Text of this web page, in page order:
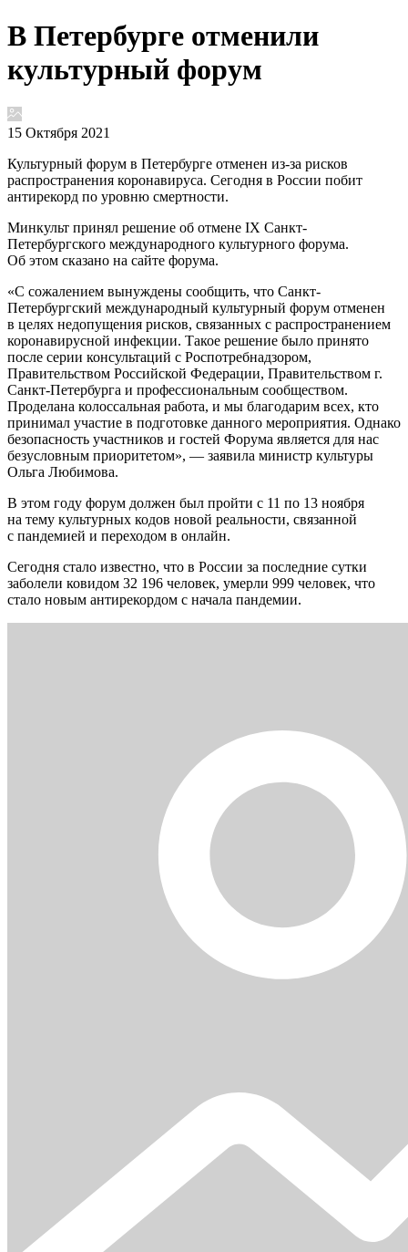
В Петербурге отменили
культурный форум
15 Октября 2021
Культурный форум в Петербурге отменен из-за рисков
распространения коронавируса. Сегодня в России побит
антирекорд по уровню смертности.
Минкульт принял решение об отмене IX Санкт-
Петербургского международного культурного форума.
Об этом сказано на сайте форума.
«С сожалением вынуждены сообщить, что Санкт-
Петербургский международный культурный форум отменен
в целях недопущения рисков, связанных с распространением
коронавирусной инфекции. Такое решение было принято
после серии консультаций с Роспотребнадзором,
Правительством Российской Федерации, Правительством г.
Санкт-Петербурга и профессиональным сообществом.
Проделана колоссальная работа, и мы благодарим всех, кто
принимал участие в подготовке данного мероприятия. Однако
безопасность участников и гостей Форума является для нас
безусловным приоритетом», — заявила министр культуры
Ольга Любимова.
В этом году форум должен был пройти с 11 по 13 ноября
на тему культурных кодов новой реальности, связанной
с пандемией и переходом в онлайн.
Сегодня стало известно, что в России за последние сутки
заболели ковидом 32 196 человек, умерли 999 человек, что
стало новым антирекордом с начала пандемии.